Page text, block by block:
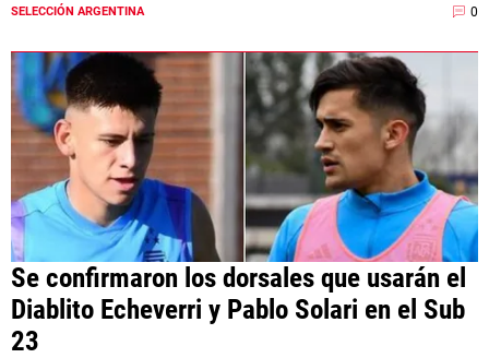
SELECCIÓN ARGENTINA 0
Se confirmaron los dorsales que usarán el
Diablito Echeverri y Pablo Solari en el Sub
23